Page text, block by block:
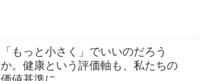
「もっと小さく」でいいのだろう
か。健康という評価軸も、私たちの